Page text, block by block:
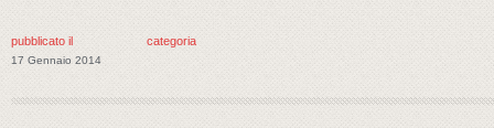
pubblicato il
17 Gennaio 2014
categoria